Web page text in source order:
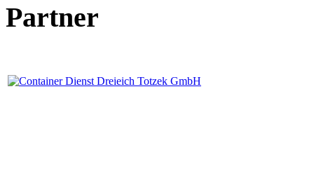
Partner